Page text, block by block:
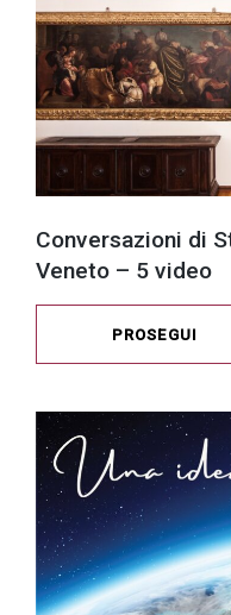
Conversazioni di
Veneto – 5 video
PROSEGUI